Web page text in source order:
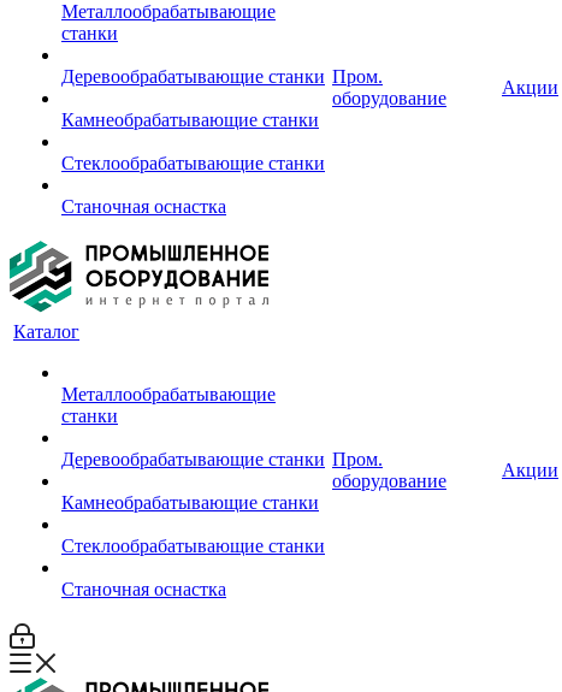
Металлообрабатывающие
станки
Деревообрабатывающие станки
Камнеобрабатывающие станки
Стеклообрабатывающие станки
Станочная оснастка
Пром.
оборудование
Акции
Каталог
Металлообрабатывающие
станки
Деревообрабатывающие станки
Камнеобрабатывающие станки
Стеклообрабатывающие станки
Станочная оснастка
Пром.
оборудование
Акции